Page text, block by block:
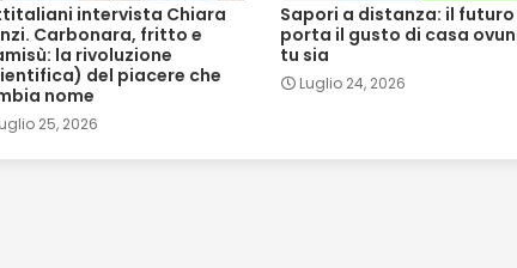
intervista Chiara
Carbonara, fritto e
la rivoluzione
del piacere che
nome
25, 2026
Sapori a distanza: il futuro
porta il gusto di casa
tu sia
Luglio 24, 2026